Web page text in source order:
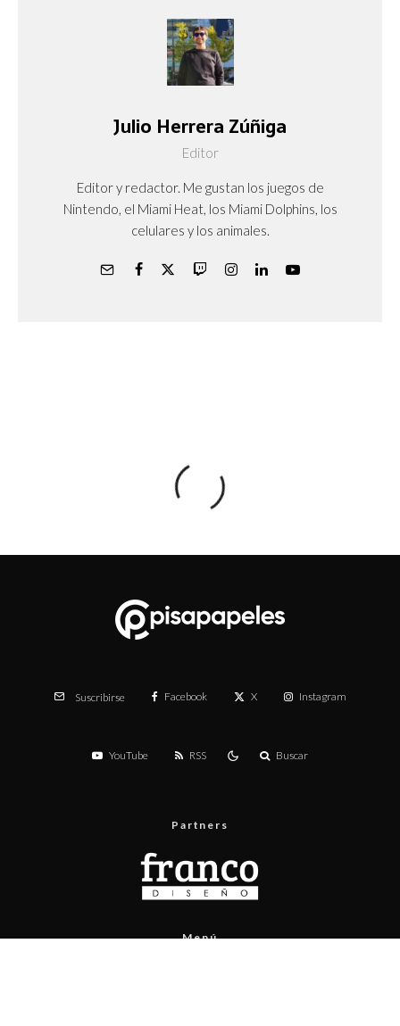
Julio Herrera Zúñiga
Editor
Editor y redactor. Me gustan los juegos de
Nintendo, el Miami Heat, los Miami Dolphins, los
celulares y los animales.
Suscribirse Facebook X Instagram
YouTube RSS Buscar
Partners
Menú